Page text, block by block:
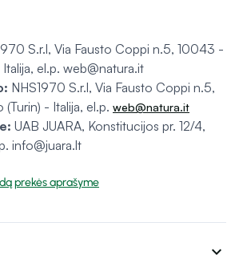
S.r.l, Via Fausto Coppi n.5, 10043 -
el.p. web@natura.it
NHS1970 S.r.l, Via Fausto Coppi n.5,
- Italija, el.p. web@natura.it
UAB JUARA, Konstitucijos pr. 12/4,
info@juara.lt
prekės aprašyme
expand_more